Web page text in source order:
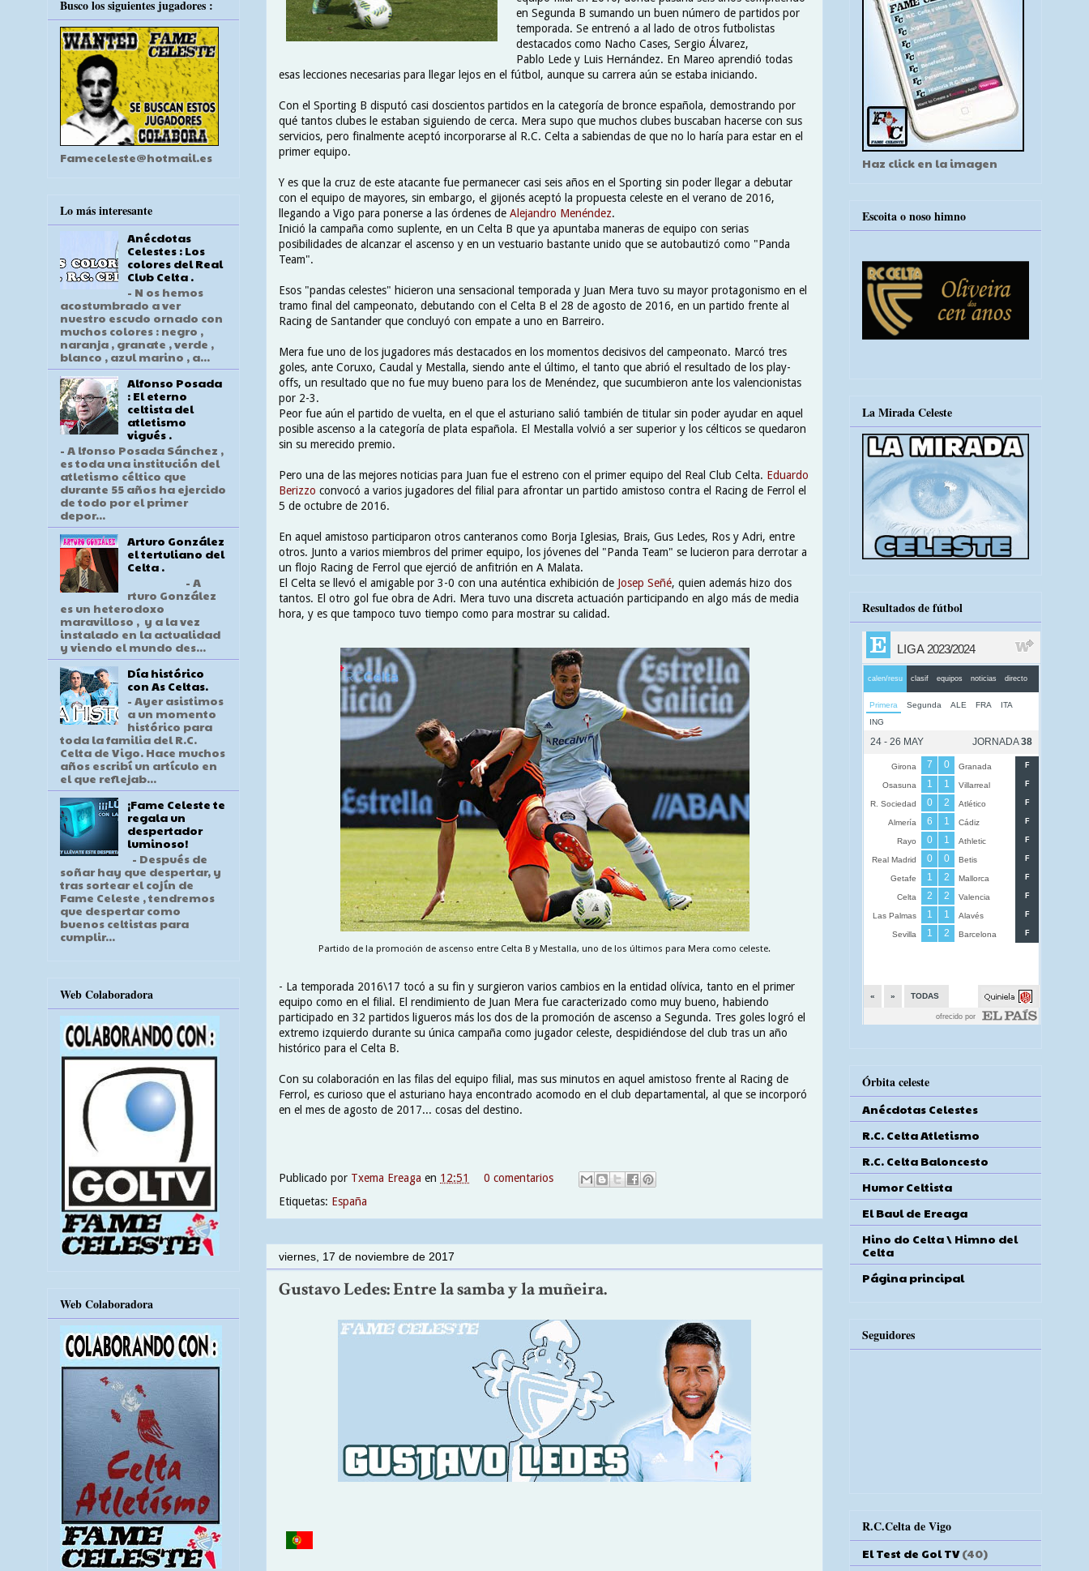
en Segunda B sumando un buen número de partidos por
temporada. Se entrenó a al lado de otros futbolistas
destacados como Nacho Cases, Sergio Álvarez,
Pablo Lede y Luis Hernández. En Mareo aprendió todas
esas lecciones necesarias para llegar lejos en el fútbol, aunque su carrera aún se estaba iniciando.
Con el Sporting B disputó casi doscientos partidos en la categoría de bronce española, demostrando por
qué tantos clubes le estaban siguiendo de cerca. Mera supo que muchos clubes buscaban hacerse con sus
servicios, pero finalmente aceptó incorporarse al R.C. Celta a sabiendas de que no lo haría para estar en el
primer equipo.
Y es que la cruz de este atacante fue permanecer casi seis años en el Sporting sin poder llegar a debutar
con el equipo de mayores, sin embargo, el gijonés aceptó la propuesta celeste en el verano de 2016,
llegando a Vigo para ponerse a las órdenes de Alejandro Menéndez.
Inició la campaña como suplente, en un Celta B que ya apuntaba maneras de equipo con serias
posibilidades de alcanzar el ascenso y en un vestuario bastante unido que se autobautizó como "Panda
Team".
Esos "pandas celestes" hicieron una sensacional temporada y Juan Mera tuvo su mayor protagonismo en el
tramo final del campeonato, debutando con el Celta B el 28 de agosto de 2016, en un partido frente al
Racing de Santander que concluyó con empate a uno en Barreiro.
Mera fue uno de los jugadores más destacados en los momentos decisivos del campeonato. Marcó tres
goles, ante Coruxo, Caudal y Mestalla, siendo ante el último, el tanto que abrió el resultado de los play-
offs, un resultado que no fue muy bueno para los de Menéndez, que sucumbieron ante los valencionistas
por 2-3.
Peor fue aún el partido de vuelta, en el que el asturiano salió también de titular sin poder ayudar en aquel
posible ascenso a la categoría de plata española. El Mestalla volvió a ser superior y los célticos se quedaron
sin su merecido premio.
Pero una de las mejores noticias para Juan fue el estreno con el primer equipo del Real Club Celta. Eduardo
Berizzo convocó a varios jugadores del filial para afrontar un partido amistoso contra el Racing de Ferrol el
5 de octubre de 2016.
En aquel amistoso participaron otros canteranos como Borja Iglesias, Brais, Gus Ledes, Ros y Adri, entre
otros. Junto a varios miembros del primer equipo, los jóvenes del "Panda Team" se lucieron para derrotar a
un flojo Racing de Ferrol que ejerció de anfitrión en A Malata.
El Celta se llevó el amigable por 3-0 con una auténtica exhibición de Josep Señé, quien además hizo dos
tantos. El otro gol fue obra de Adri. Mera tuvo una discreta actuación participando en algo más de media
hora, y es que tampoco tuvo tiempo como para mostrar su calidad.
Partido de la promoción de ascenso entre Celta B y Mestalla, uno de los últimos para Mera como celeste.
- La temporada 2016\17 tocó a su fin y surgieron varios cambios en la entidad olívica, tanto en el primer
equipo como en el filial. El rendimiento de Juan Mera fue caracterizado como muy bueno, habiendo
participado en 32 partidos ligueros más los dos de la promoción de ascenso a Segunda. Tres goles logró el
extremo izquierdo durante su única campaña como jugador celeste, despidiéndose del club tras un año
histórico para el Celta B.
Con su colaboración en las filas del equipo filial, mas sus minutos en aquel amistoso frente al Racing de
Ferrol, es curioso que el asturiano haya encontrado acomodo en el club departamental, al que se incorporó
en el mes de agosto de 2017... cosas del destino.
Publicado por Txema Ereaga en 12:51
0 comentarios
Etiquetas: España
viernes, 17 de noviembre de 2017
Gustavo Ledes: Entre la samba y la muñeira.
Busco los siguientes jugadores :
Fameceleste@hotmail.es
Lo más interesante
Anécdotas
Celestes : Los
colores del Real
Club Celta .
- N os hemos
acostumbrado a ver
nuestro escudo ornado con
muchos colores : negro ,
naranja , granate , verde ,
blanco , azul marino , a...
Alfonso Posada
: El eterno
celtista del
atletismo
vigués .
- A lfonso Posada Sánchez ,
es toda una institución del
atletismo céltico que
durante 55 años ha ejercido
de todo por el primer
depor...
Arturo González
el tertuliano del
Celta .
- A
rturo González
es un heterodoxo
maravilloso , y a la vez
instalado en la actualidad
y viendo el mundo des...
Día histórico
con As Celtas.
- Ayer asistimos
a un momento
histórico para
toda la familia del R.C.
Celta de Vigo. Hace muchos
años escribí un artículo en
el que reflejab...
¡Fame Celeste te
regala un
despertador
luminoso!
- Después de
soñar hay que despertar, y
tras sortear el cojín de
Fame Celeste , tendremos
que despertar como
buenos celtistas para
cumplir...
Web Colaboradora
Web Colaboradora
Haz click en la imagen
Escoita o noso himno
La Mirada Celeste
Resultados de fútbol
Órbita celeste
Anécdotas Celestes
R.C. Celta Atletismo
R.C. Celta Baloncesto
Humor Celtista
El Baul de Ereaga
Hino do Celta \ Himno del
Celta
Página principal
Seguidores
R.C.Celta de Vigo
El Test de Gol TV (40)